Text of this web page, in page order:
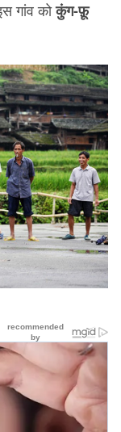
गांव कोकुंग-फ़ू